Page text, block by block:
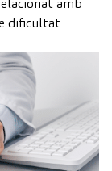
amb
dificultat